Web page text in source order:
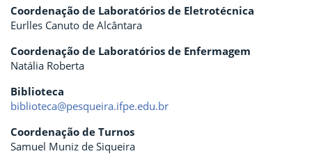
Coordenação de Laboratórios de Eletrotécnica
Eurlles Canuto de Alcântara
Coordenação de Laboratórios de Enfermagem
Natália Roberta
Biblioteca
biblioteca@pesqueira.ifpe.edu.br
Coordenação de Turnos
Samuel Muniz de Siqueira